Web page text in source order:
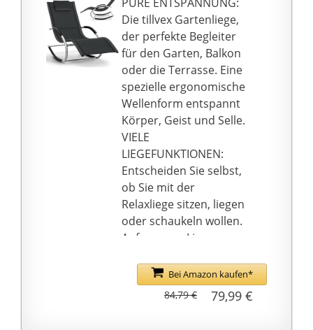
wenigen Schritten und
einer leichten
Handhabung.
PFLEGETIPP: Akazie ist
ein natürlicher
Werkstoff und
unterliegt, durch
äußere Einflüsse
verursachten,
typischen
Farbveränderungen.
Um den ursprünglichen
Farbton bei zuhalten,
empfehlen wir, das Holz
Abständen mit Pflegeöl
und einem weichen
Tuch zu behandeln.
Die tillvex Gartenliege,
der perfekte Begleiter
für den Garten, Balkon
oder die Terrasse. Eine
spezielle ergonomische
Wellenform entspannt
Körper, Geist und Selle.
VIELE
LIEGEFUNKTIONEN:
Entscheiden Sie selbst,
ob Sie mit der
Relaxliege sitzen, liegen
oder schaukeln wollen.
Auf unserer Liege
Wochenende oder
Urlaubstage zur
Bei Amazon kaufen*
79,99 €
84,79 €